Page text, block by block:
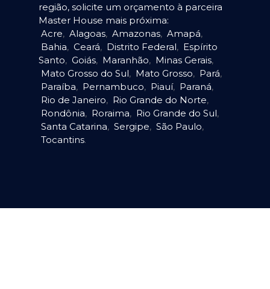
região, solicite um orçamento à parceira
Master House mais próxima:
Acre, Alagoas, Amazonas, Amapá,
Bahia, Ceará, Distrito Federal, Espírito
Santo, Goiás, Maranhão, Minas Gerais,
Mato Grosso do Sul, Mato Grosso, Pará,
Paraíba, Pernambuco, Piauí, Paraná,
Rio de Janeiro, Rio Grande do Norte,
Rondônia, Roraima, Rio Grande do Sul,
Santa Catarina, Sergipe, São Paulo,
Tocantins.